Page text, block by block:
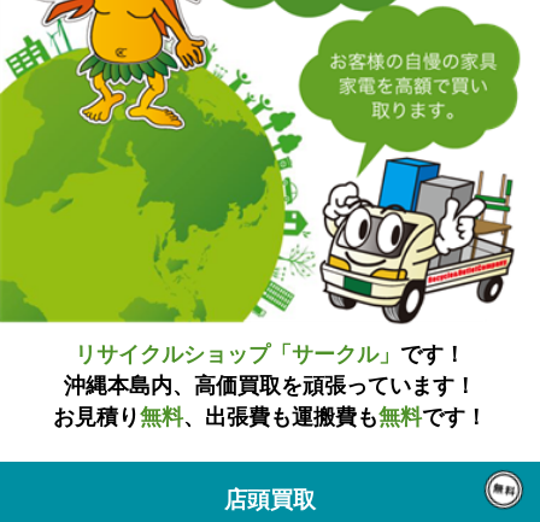
リサイクルショップ「サークル」 です！
沖縄本島内、高価買取を頑張っています！
お見積り無料、出張費も運搬費も無料です！
店頭買取